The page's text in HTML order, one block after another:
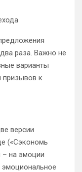
раза. Важно не
варианты
призывов к
версии
(«Сэкономь
– на эмоции
эмоциональное